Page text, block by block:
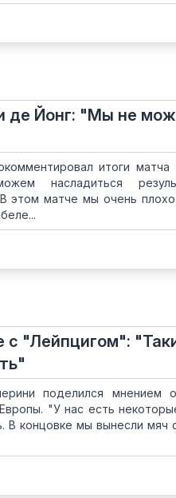
де Йонг: "Мы не
итоги матча
насладиться
этом матче мы очень
с "Лейпцигом":
поделился мнением
"У нас есть
В концовке мы вынесли мяч